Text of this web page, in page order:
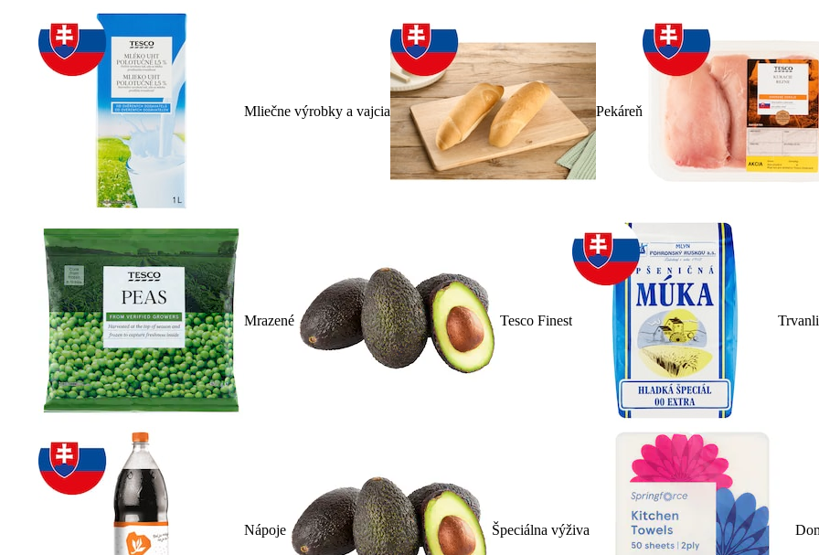
Mliečne výrobky a vajcia Pekáreň
Mrazené Tesco Finest
Nápoje Špeciálna výživa